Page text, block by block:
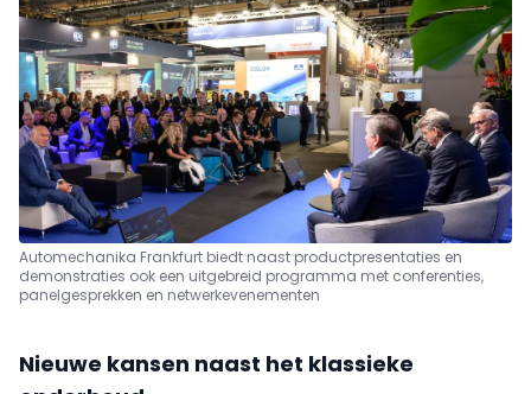
Automechanika Frankfurt biedt naast productpresentaties en
demonstraties ook een uitgebreid programma met conferenties,
panelgesprekken en netwerkevenementen
Nieuwe kansen naast het klassieke